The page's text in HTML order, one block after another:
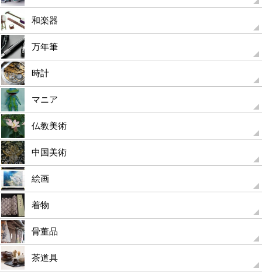
和楽器
万年筆
時計
マニア
仏教美術
中国美術
絵画
着物
骨董品
茶道具